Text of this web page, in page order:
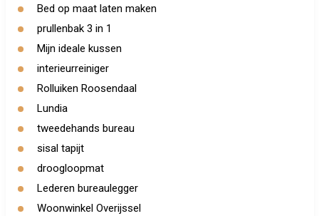
Bed op maat laten maken
prullenbak 3 in 1
Mijn ideale kussen
interieurreiniger
Rolluiken Roosendaal
Lundia
tweedehands bureau
sisal tapijt
droogloopmat
Lederen bureaulegger
Woonwinkel Overijssel